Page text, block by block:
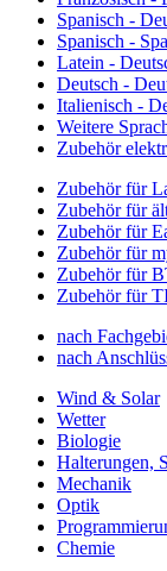
Spanisch -
Spanisch -
Latein -
Deutsch -
Italienisch -
Weitere
Zubehör
Zubehör für
Zubehör für
Zubehör für
Zubehör für
Zubehör für
Zubehör für
nach
nach
Wind & Solar
Wetter
Biologie
Halterungen,
Mechanik
Optik
Chemie